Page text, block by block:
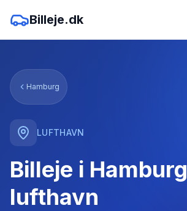
Billeje.dk
Hamburg
LUFTHAVN
Billeje i Hamburg
lufthavn